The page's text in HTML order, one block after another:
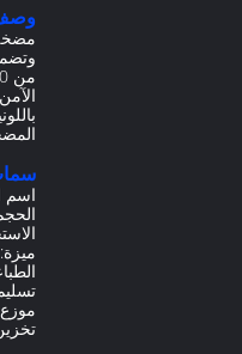
وصف
اسم
الحجم: 28 / 410 400 415 24 /